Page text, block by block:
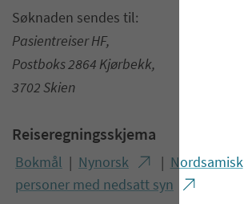
Søknaden sendes til:
Pasientreiser HF,
Postboks 2864 Kjørbekk,
3702 Skien
Reiseregningsskjema
Bokmål Nynorsk Nordsamisk
personer med nedsatt syn